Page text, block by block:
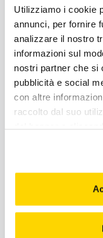
Utilizziamo i cookie
annunci, per fornire
analizzare il nostro
informazioni sul
nostri partner che si
pubblicità e social
con altre
raccolto dal suo
la nostra cookie
cliccando "Accetto
diverse categorie di
Primi nella
CX Store
Cremona Via delle
conferire ad
nella categoria
Soddisfatta .